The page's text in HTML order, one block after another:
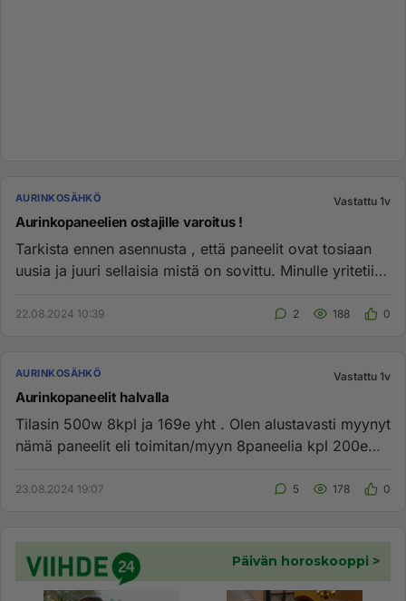
AURINKOSÄHKÖ Vastattu 1v
Aurinkopaneelien ostajille varoitus !
Tarkista ennen asennusta , että paneelit ovat tosiaan
uusia ja juuri sellaisia mistä on sovittu. Minulle yritetiin
22.08.2024 10:39 2 188 0
AURINKOSÄHKÖ Vastattu 1v
Aurinkopaneelit halvalla
Tilasin 500w 8kpl ja 169e yht . Olen alustavasti myynyt
nämä paneelit eli toimitan/myyn 8paneelia kpl 200e
23.08.2024 19:07 5 178 0